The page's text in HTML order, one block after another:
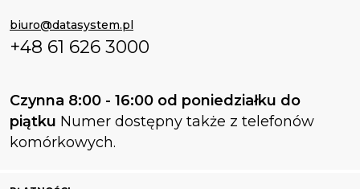
biuro@datasystem.pl
+48 61 626 3000
Czynna 8:00 - 16:00 od poniedziałku do
piątku Numer dostępny także z telefonów
komórkowych.